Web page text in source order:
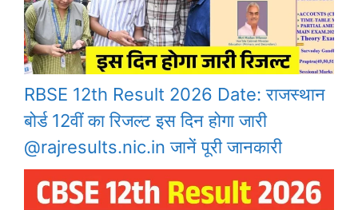
RBSE 12th Result 2026 Date: राजस्थान
बोर्ड 12वीं का रिजल्ट इस दिन होगा जारी
@rajresults.nic.in जानें पूरी जानकारी